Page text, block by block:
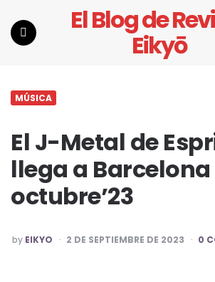
El Blog de
Eikyō
MÚSICA
El J-Metal de
llega a Barcelona
octubre’23
POSTED
BY
by EIKYO 2 DE SEPTIEMBRE DE 2023 0